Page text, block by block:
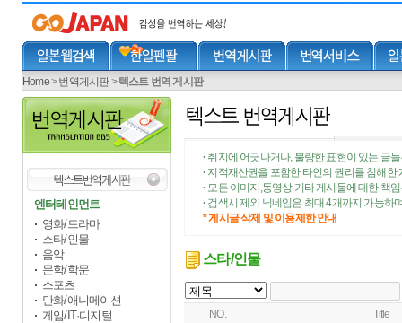
Home>번역게시판>텍스트 번역 게시판
엔터테인먼트
영화/드라마
스타/인물
음악
문학/학문
스포츠
만화/애니메이션
게임/IT·디지털
• 취지에 어긋나거나, 불량한 표현이 있는 글
• 지적재산권을 포함한 타인의 권리를 침해한
• 모든 이미지,동영상 기타 게시물에 대한 책
• 검색시 제외 닉네임은 최대 4개까지 가능하
* 게시글 삭제 및 이용제한 안내
스타/인물
NO. Title